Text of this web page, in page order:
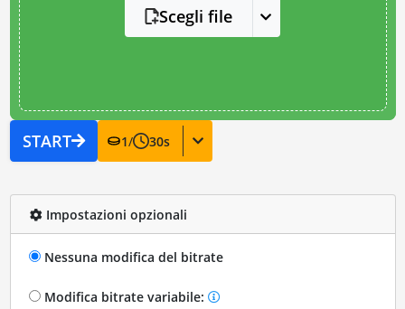
Scegli file
START 1/ 30s
Impostazioni opzionali
Nessuna modifica del bitrate
Modifica bitrate variabile: